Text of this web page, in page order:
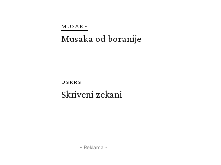
MUSAKE
Musaka od boranije
USKRS
Skriveni zekani
- Reklama -